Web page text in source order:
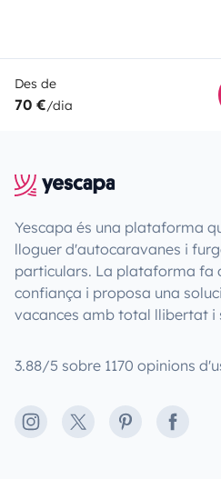
Des de
70 €/dia
Yescapa és una plataforma
lloguer d'autocaravanes i
particulars. La plataforma fa
confiança i proposa una
vacances amb total llibertat i
3.88/5 sobre 1170 opinions
Instagram
X PinterestFacebook